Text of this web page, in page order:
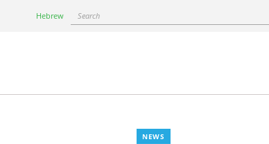
Hebrew Search
NEWS